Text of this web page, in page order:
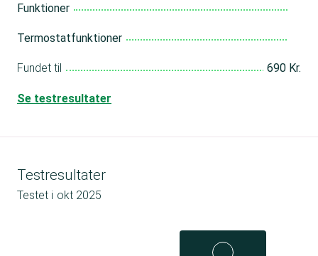
Funktioner
Termostatfunktioner
Fundet til 690 Kr.
Se testresultater
Testresultater
Testet i okt 2025